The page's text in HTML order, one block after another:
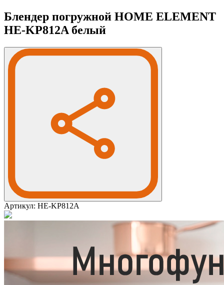
Блендер погружной HOME ELEMENT
HE-KP812A белый
Артикул: HE-KP812A